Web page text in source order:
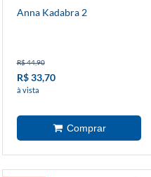
Anna Kadabra 2
R$ 44,90
R$ 33,70
à vista